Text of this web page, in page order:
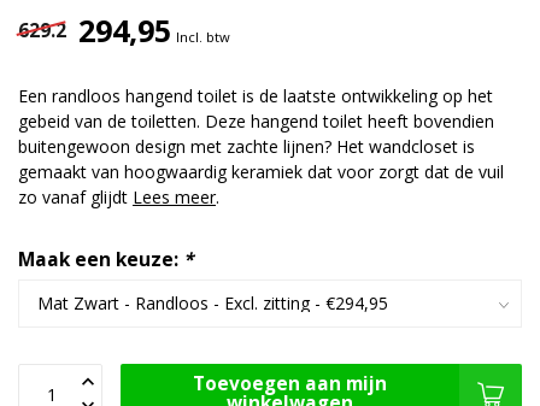
629.2 294,95 Incl. btw
Een randloos hangend toilet is de laatste ontwikkeling op het
gebeid van de toiletten. Deze hangend toilet heeft bovendien
buitengewoon design met zachte lijnen? Het wandcloset is
gemaakt van hoogwaardig keramiek dat voor zorgt dat de vuil
zo vanaf glijdt Lees meer.
Maak een keuze: *
Toevoegen aan mijn